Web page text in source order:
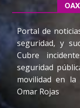
Portal de
seguridad, y
Cubre
seguridad
movilidad en
Omar Rojas